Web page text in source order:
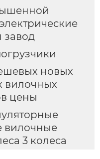
завод
новых
вилочных
цены
вилочные
3 колеса